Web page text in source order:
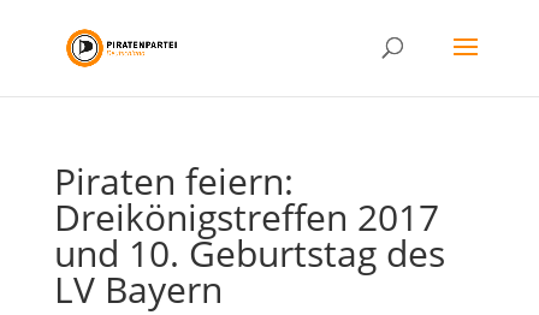
Piraten feiern:
Dreikönigstreffen 2017
und 10. Geburtstag des
LV Bayern